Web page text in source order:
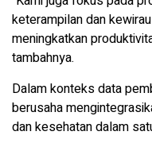
keterampilan dan
meningkatkan
tambahnya.
Dalam konteks data
berusaha
dan kesehatan dalam